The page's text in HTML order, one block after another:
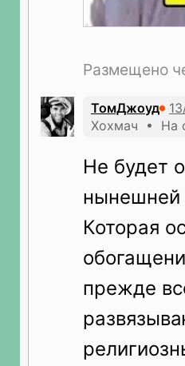
Размещено
ТомДжоуд
Хохмач • На
Не будет
нынешней
Которая
прежде